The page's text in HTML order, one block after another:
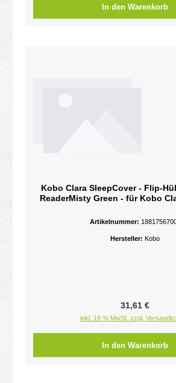
In den Warenkorb
Kobo Clara SleepCover - Flip-
ReaderMisty Green - für Kobo
Artikelnummer:
Hersteller: Kobo
Regulärer
31,61 €
inkl. 19 % MwSt. zzgl.
In den Warenkorb